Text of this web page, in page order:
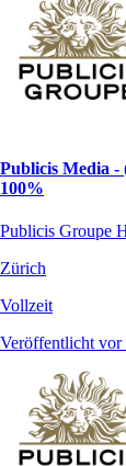
Publicis Media -
100%
Publicis Groupe
Zürich
Vollzeit
Veröffentlicht vor